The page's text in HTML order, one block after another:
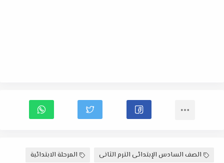
الصف السادس الإبتدائى الترم الثانى المرحلة الابتدائية